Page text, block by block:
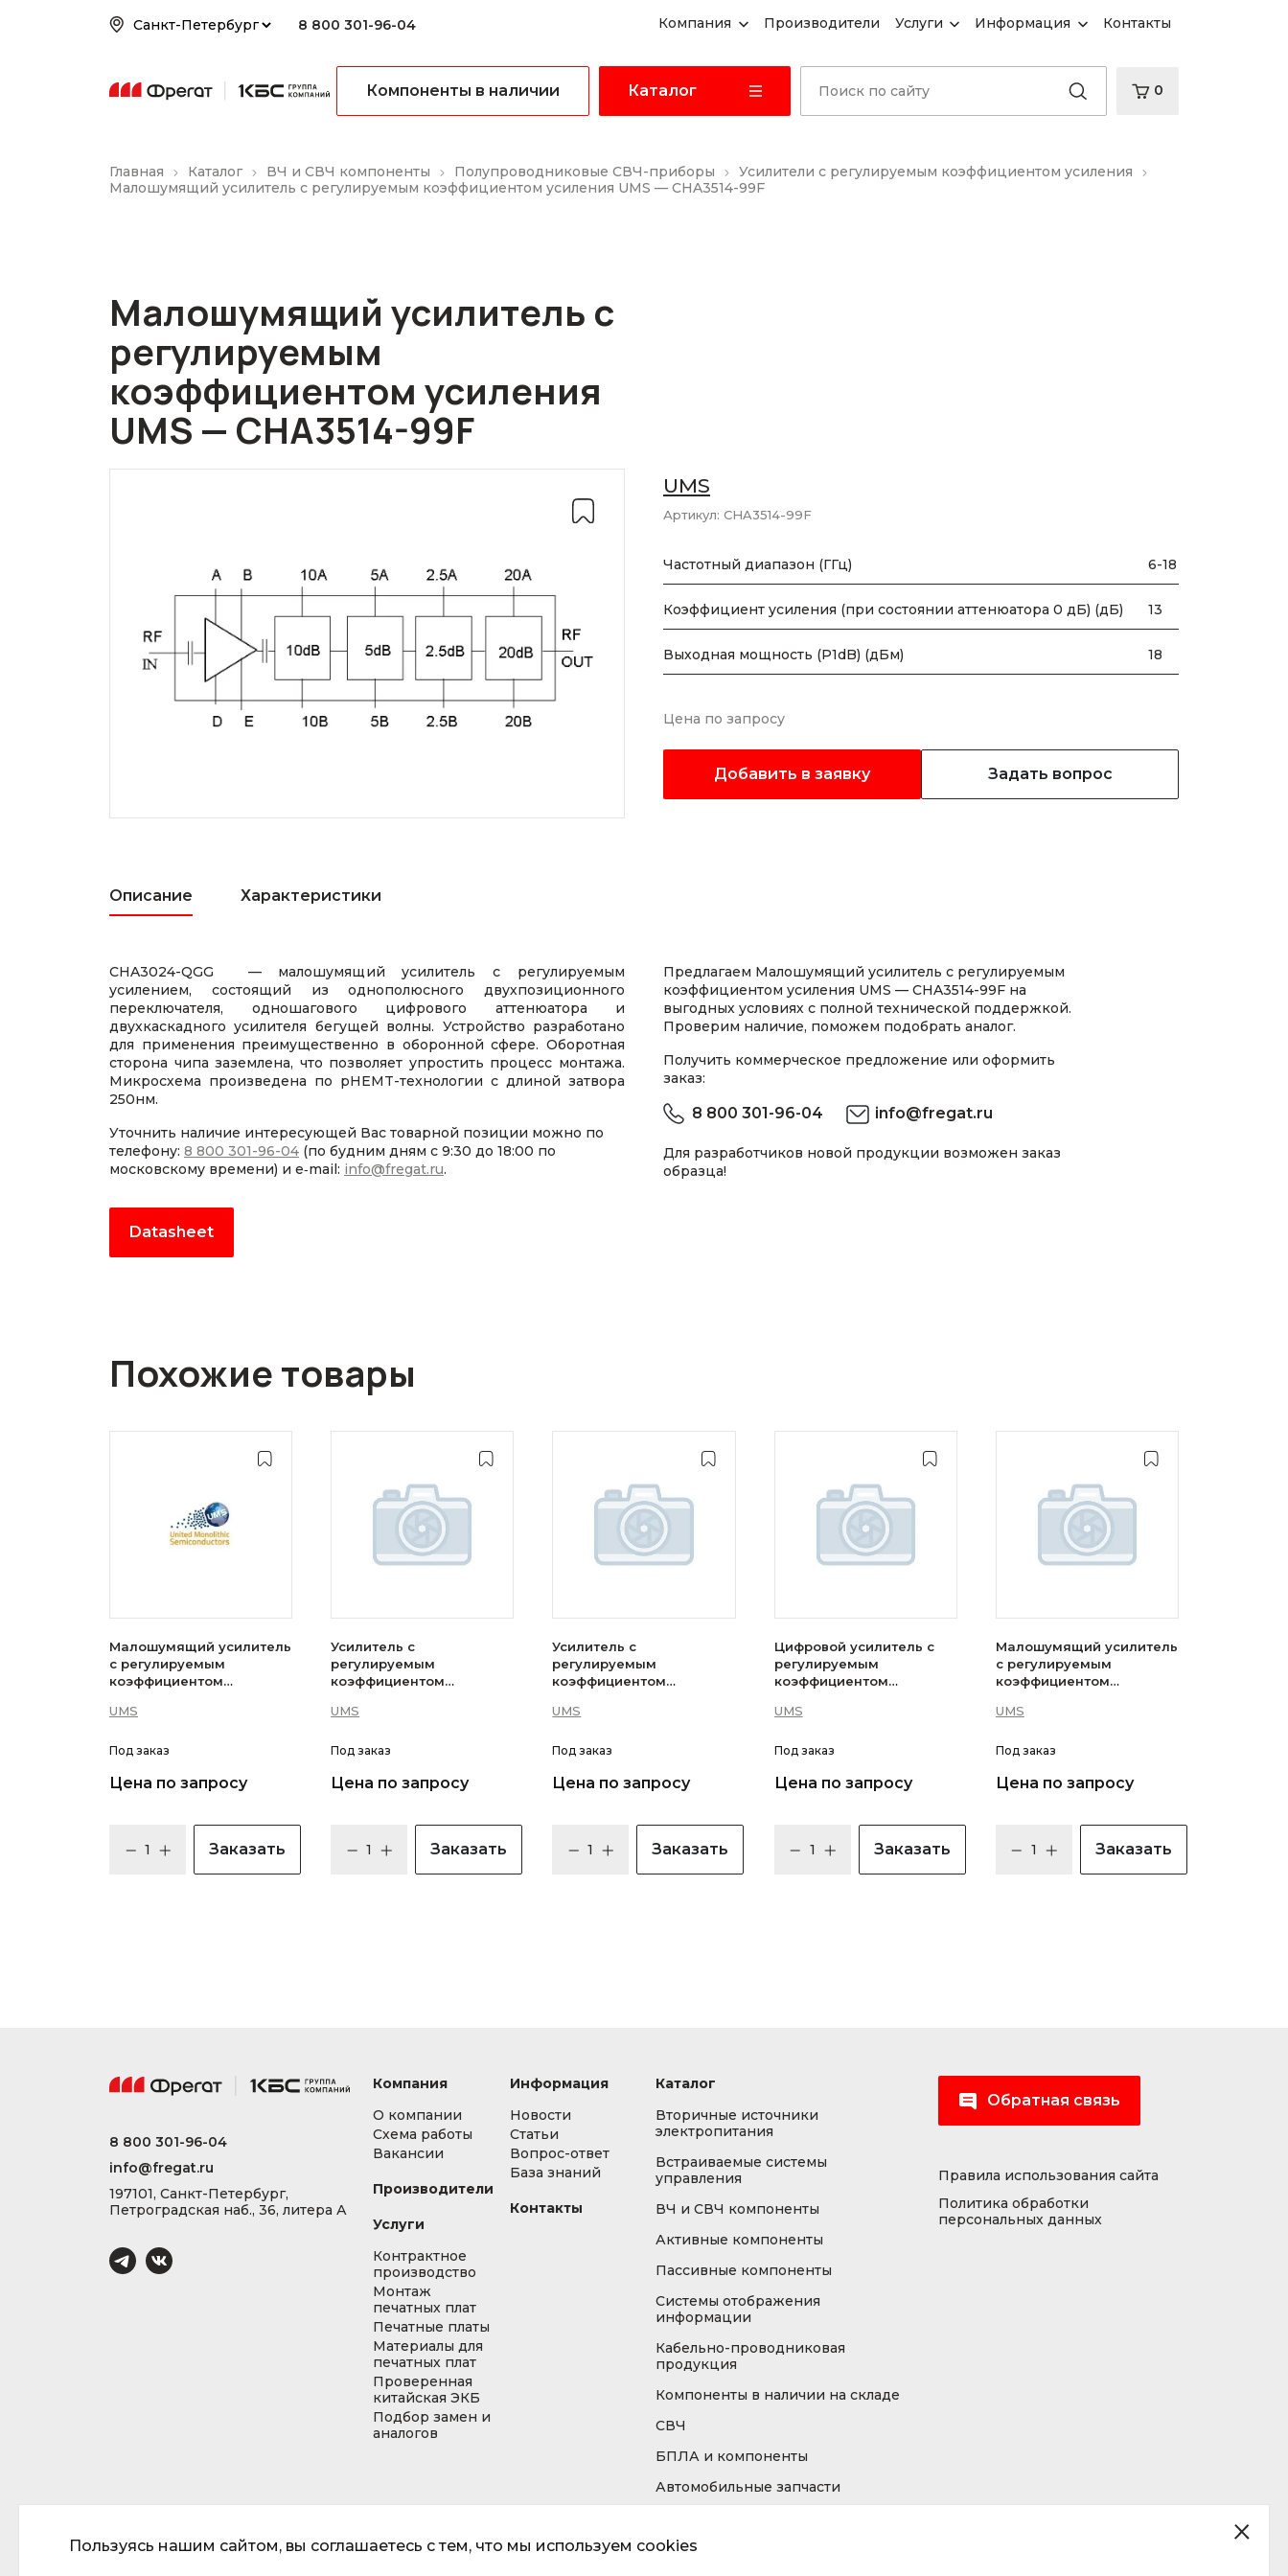
8 800 301-96-04 Компания Производители Услуги Информация Контакты
Компоненты в наличии Каталог 0
Главная Каталог ВЧ и СВЧ компоненты Полупроводниковые СВЧ-приборы
Усилители с регулируемым коэффициентом усиления
Малошумящий усилитель с регулируемым коэффициентом усиления UMS — CHA3514-99F
Малошумящий усилитель с
регулируемым
коэффициентом усиления
UMS — CHA3514-99F
UMS
Артикул: CHA3514-99F
Частотный диапазон (ГГц) 6-18
Коэффициент усиления (при состоянии аттенюатора 0 дБ) (дБ) 13
Выходная мощность (P1dB) (дБм) 18
Цена по запросу
Добавить в заявку Задать вопрос
Описание Характеристики
CHA3024-QGG — малошумящий усилитель с регулируемым
усилением, состоящий из однополюсного двухпозиционного
переключателя, одношагового цифрового аттенюатора и
двухкаскадного усилителя бегущей волны. Устройство разработано
для применения преимущественно в оборонной сфере. Оборотная
сторона чипа заземлена, что позволяет упростить процесс монтажа.
Микросхема произведена по pHEMT-технологии с длиной затвора
250нм.
Уточнить наличие интересующей Вас товарной позиции можно по
телефону: 8 800 301-96-04 (по будним дням с 9:30 до 18:00 по
московскому времени) и e‑mail: info@fregat.ru.
Datasheet
Предлагаем Малошумящий усилитель с регулируемым
коэффициентом усиления UMS — CHA3514-99F на
выгодных условиях с полной технической поддержкой.
Проверим наличие, поможем подобрать аналог.
Получить коммерческое предложение или оформить
заказ:
8 800 301-96-04 info@fregat.ru
Для разработчиков новой продукции возможен заказ
образца!
Похожие товары
Малошумящий усилитель
с регулируемым
коэффициентом
CHA3024-99F
UMS
Под заказ
Цена по запросу
Заказать
Усилитель с
регулируемым
коэффициентом
CHA4863-QEG
UMS
Под заказ
Цена по запросу
Заказать
Усилитель с
регулируемым
коэффициентом
QGG
UMS
Под заказ
Цена по запросу
Заказать
Цифровой усилитель с
регулируемым
коэффициентом
CHA4102-QEG
UMS
Под заказ
Цена по запросу
Заказать
Малошумящий усилитель
с регулируемым
коэффициентом
99F
UMS
Под заказ
Цена по запросу
Заказать
Пользуясь нашим сайтом, вы соглашаетесь с тем, что мы используем cookies
8 800 301-96-04
info@fregat.ru
197101, Санкт-Петербург,
Петроградская наб., 36, литера А
Компания
О компании
Схема работы
Вакансии
Производители
Услуги
Контрактное
производство
Монтаж
печатных плат
Печатные платы
Материалы для
печатных плат
Проверенная
китайская ЭКБ
Подбор замен и
аналогов
Информация
Новости
Статьи
Вопрос-ответ
База знаний
Контакты
Каталог
Вторичные источники
электропитания
Встраиваемые системы
управления
ВЧ и СВЧ компоненты
Активные компоненты
Пассивные компоненты
Системы отображения
информации
Кабельно-проводниковая
продукция
Компоненты в наличии на складе
СВЧ
БПЛА и компоненты
Автомобильные запчасти
Обратная связь
Правила использования сайта
Политика обработки
персональных данных